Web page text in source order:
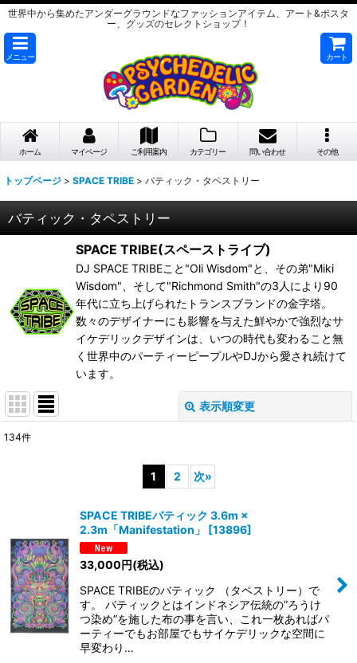
世界中から集めたアンダーグラウンドなファッションアイテム、アート&ポスタ
ー、グッズのセレクトショップ！
メニュー カート
ホーム マイページ ご利用案内 カテゴリー 問い合わせ その他
トップページ > SPACE TRIBE > バティック・タペストリー
バティック・タペストリー
SPACE TRIBE(スペーストライブ)
DJ SPACE TRIBEこと"Oli Wisdom"と、その弟"Miki
Wisdom"、そして"Richmond Smith"の3人により90
年代に立ち上げられたトランスブランドの金字塔。
数々のデザイナーにも影響を与えた鮮やかで強烈なサ
イケデリックデザインは、いつの時代も変わること無
く世界中のパーティーピープルやDJから愛され続けて
います。
表示順変更
絞り込む
134件
1 2 次»
SPACE TRIBEバティック 3.6m ×
2.3m「Manifestation」
[13896]
33,000円(税込)
SPACE TRIBEのバティック （タペストリー）で
す。 バティックとはインドネシア伝統の”ろうけ
つ染め”を施した布の事を言い、これ一枚あればパ
ーティーでもお部屋でもサイケデリックな空間に
早変わり…